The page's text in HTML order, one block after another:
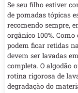
Se seu filho estiver
de pomadas tópicas
recomendo sempre,
orgânico 100%.
podem ficar retidas
devem ser lavadas
completa. O algodão
rotina rigorosa de
degradação do